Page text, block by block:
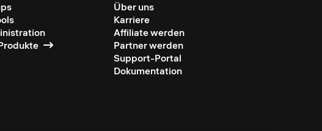
Über uns
Karriere
Affiliate werden
Partner werden
Support-Portal
Dokumentation